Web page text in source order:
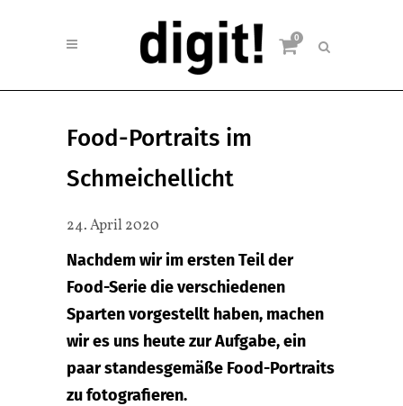
0
Food-Portraits im
Schmeichellicht
24. April 2020
Nachdem wir im ersten Teil der
Food-Serie die verschiedenen
Sparten vorgestellt haben, machen
wir es uns heute zur Aufgabe, ein
paar standesgemäße Food-Portraits
zu fotografieren.